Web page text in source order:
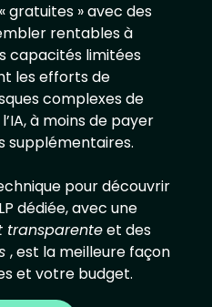
gratuites » avec des
rentables à
capacités limitées
les efforts de
complexes de
à moins de payer
supplémentaires.
pour découvrir
dédiée, avec une
transparenteet des
, est la meilleure façon
et votre budget.